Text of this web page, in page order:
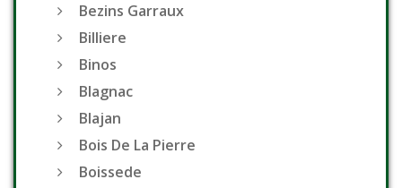
Bezins Garraux
Billiere
Binos
Blagnac
Blajan
Bois De La Pierre
Boissede